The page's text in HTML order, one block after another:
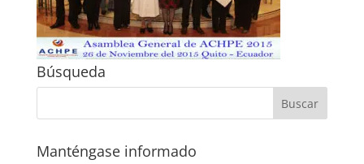
Búsqueda
Manténgase informado